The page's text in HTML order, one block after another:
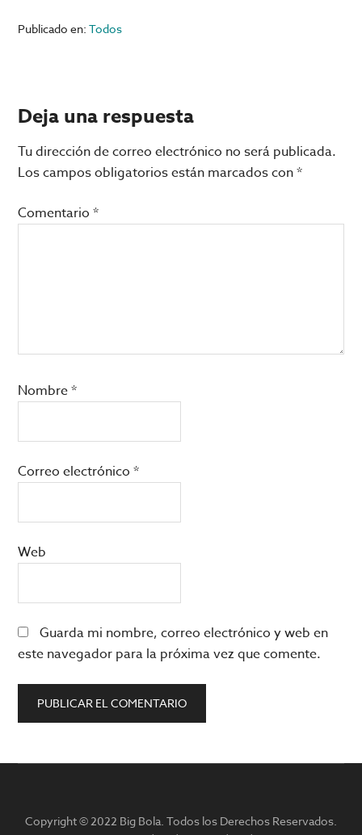
Publicado en:Todos
Interacciones
con
los
lectores
Deja una respuesta
Tu dirección de correo electrónico no será publicada.
Los campos obligatorios están marcados con*
Comentario*
Nombre*
Correo electrónico*
Web
Guarda mi nombre, correo electrónico y web en
este navegador para la próxima vez que comente.
Copyright © 2022 Big Bola. Todos los Derechos Reservados.